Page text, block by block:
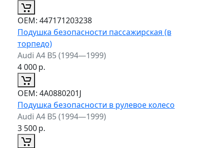
ОЕМ: 447171203238
Подушка безопасности пассажирская (в
торпедо)
Audi A4 B5 (1994—1999)
4 000р.
ОЕМ: 4A0880201J
Подушка безопасности в рулевое колесо
Audi A4 B5 (1994—1999)
3 500р.